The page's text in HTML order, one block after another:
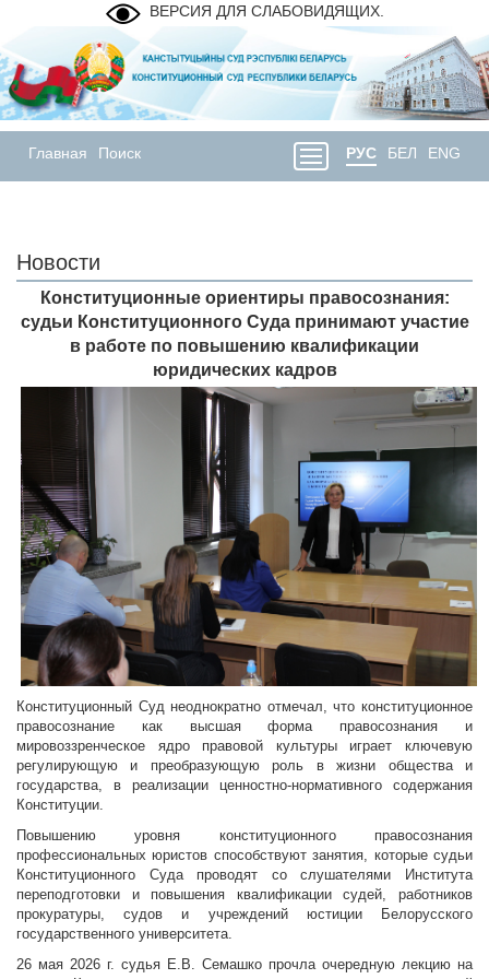
ВЕРСИЯ ДЛЯ СЛАБОВИДЯЩИХ.
Главная Поиск РУС БЕЛ ENG
Новости
Конституционные ориентиры правосознания:
судьи Конституционного Суда принимают участие
в работе по повышению квалификации
юридических кадров
Конституционный Суд неоднократно отмечал, что конституционное
правосознание как высшая форма правосознания и
мировоззренческое ядро правовой культуры играет ключевую
регулирующую и преобразующую роль в жизни общества и
государства, в реализации ценностно-нормативного содержания
Конституции.
Повышению уровня конституционного правосознания
профессиональных юристов способствуют занятия, которые судьи
Конституционного Суда проводят со слушателями Института
переподготовки и повышения квалификации судей, работников
прокуратуры, судов и учреждений юстиции Белорусского
государственного университета.
26 мая 2026 г. судья Е.В. Семашко прочла очередную лекцию на